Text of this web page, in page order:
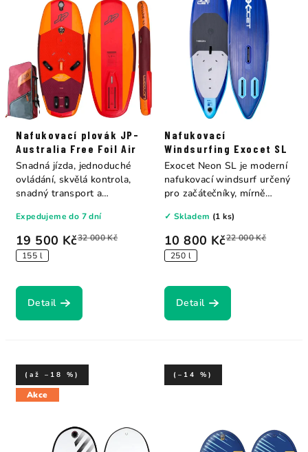
Nafukovací plovák JP-
Australia Free Foil Air
19 500 Kč32 000 Kč
155 l
Expedujeme do 7 dní
Detail
Snadná jízda, jednoduché
ovládání, skvělá kontrola,
snadný transport a
Nafukovací
Windsurfing Exocet SL
10 800 Kč22 000 Kč
250 l
✓ Skladem (1 ks)
Detail
Exocet Neon SL je moderní
nafukovací windsurf určený
pro začátečníky, mírně
Akce
(až –18 %) (–14 %)